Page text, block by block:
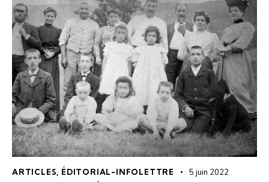
ARTICLES ÉDITORIAL-INFOLETTRE 5 juin 2022